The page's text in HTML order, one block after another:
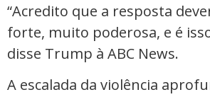
“Acredito que a resposta
forte, muito poderosa, e é
disse Trump à ABC News.
A escalada da violência